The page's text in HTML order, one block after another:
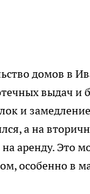
домов в
выдач и
и
а на
аренду. Это
особенно в